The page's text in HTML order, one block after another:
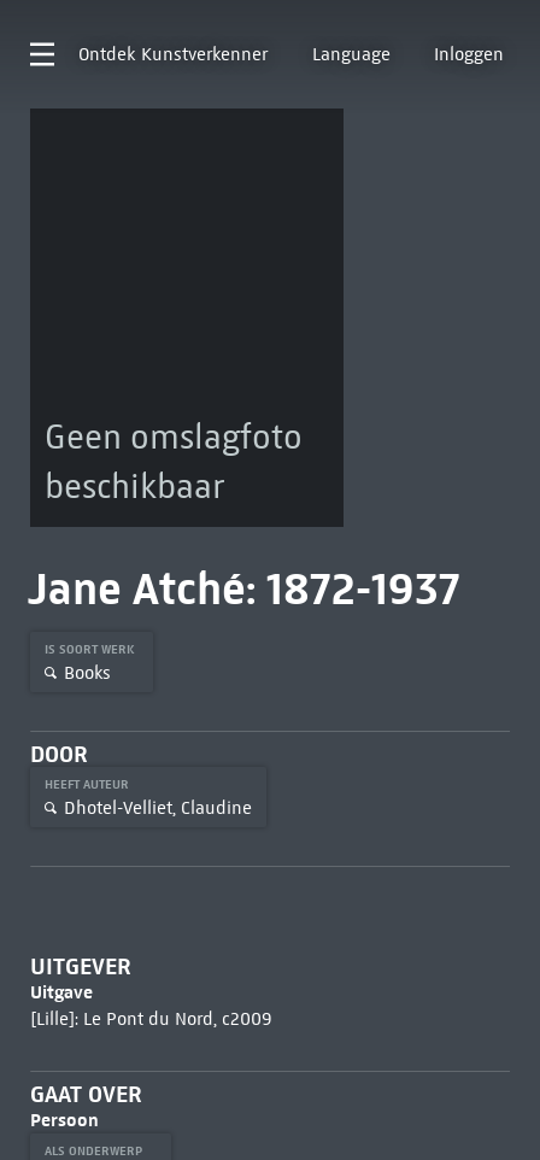
Ontdek Kunstverkenner Language Inloggen
Geen omslagfoto
beschikbaar
Jane Atché: 1872-1937
IS SOORT WERK
Books
DOOR
HEEFT AUTEUR
Dhotel-Velliet, Claudine
UITGEVER
Uitgave
[Lille]: Le Pont du Nord, c2009
GAAT OVER
Persoon
ALS ONDERWERP